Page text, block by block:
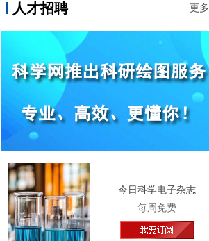
人才招聘 更多
今日科学电子杂志
每周免费